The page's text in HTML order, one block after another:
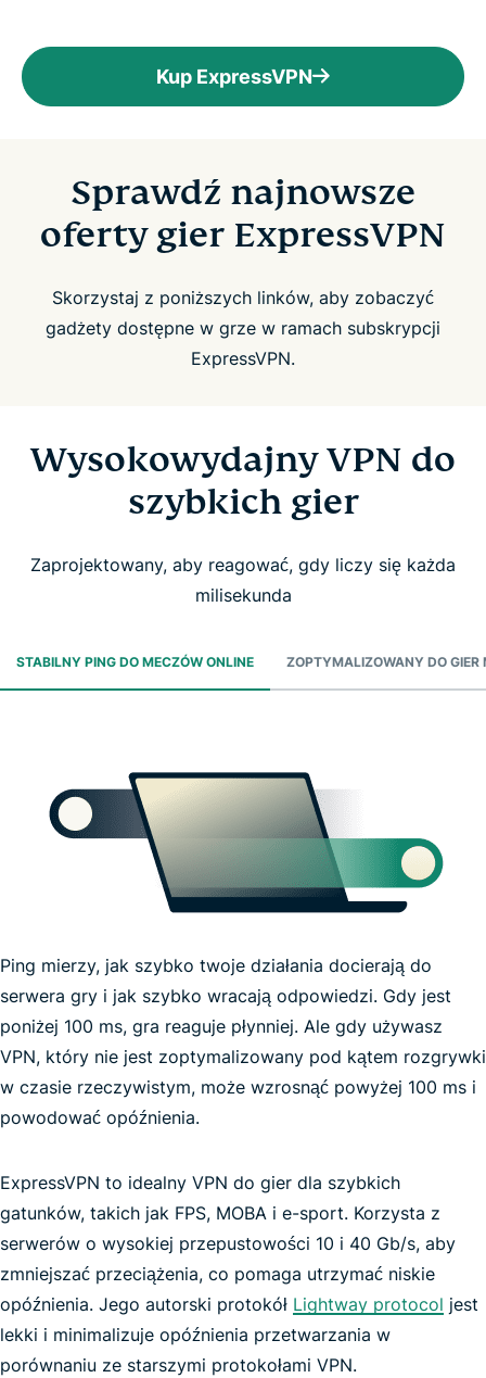
Kup ExpressVPN
Sprawdź najnowsze
oferty gier ExpressVPN
Skorzystaj z poniższych linków, aby zobaczyć
gadżety dostępne w grze w ramach subskrypcji
ExpressVPN.
Wysokowydajny VPN do
szybkich gier
Zaprojektowany, aby reagować, gdy liczy się każda
milisekunda
STABILNY PING DO MECZÓW ONLINE ZOPTYMALIZOWANY DO GIER
Ping mierzy, jak szybko twoje działania docierają do
serwera gry i jak szybko wracają odpowiedzi. Gdy jest
poniżej 100 ms, gra reaguje płynniej. Ale gdy używasz
VPN, który nie jest zoptymalizowany pod kątem rozgrywki
w czasie rzeczywistym, może wzrosnąć powyżej 100 ms i
powodować opóźnienia.
ExpressVPN to idealny VPN do gier dla szybkich
gatunków, takich jak FPS, MOBA i e-sport. Korzysta z
serwerów o wysokiej przepustowości 10 i 40 Gb/s, aby
zmniejszać przeciążenia, co pomaga utrzymać niskie
opóźnienia. Jego autorski protokół Lightway protocol jest
lekki i minimalizuje opóźnienia przetwarzania w
porównaniu ze starszymi protokołami VPN.
najszybsze możliwe połączenie VPN
Pokémon GO